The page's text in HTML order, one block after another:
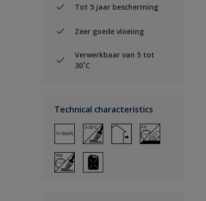
Tot 5 jaar bescherming
Zeer goede vloeiing
Verwerkbaar van 5 tot
30˚C
Technical characteristics